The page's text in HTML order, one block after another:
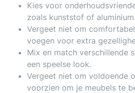
Kies voor
zoals kunststof of aluminium.
Vergeet niet om
voegen voor extra
Mix en match verschillende
een speelse look.
Vergeet niet om voldoende
voorzien om je meubels te